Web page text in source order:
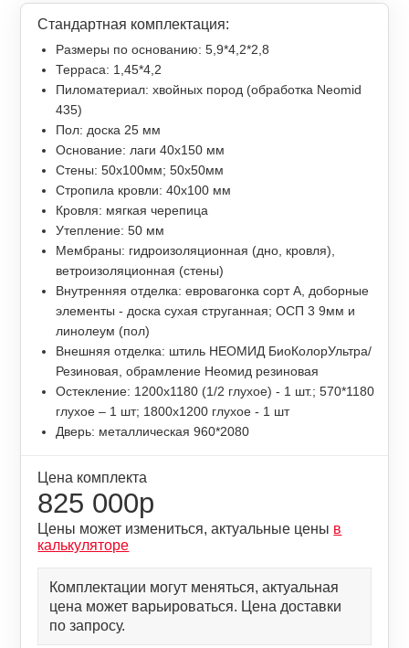
Стандартная комплектация:
Размеры по основанию: 5,9*4,2*2,8
Терраса: 1,45*4,2
Пиломатериал: хвойных пород (обработка Neomid
435)
Пол: доска 25 мм
Основание: лаги 40х150 мм
Стены: 50х100мм; 50х50мм
Стропила кровли: 40х100 мм
Кровля: мягкая черепица
Утепление: 50 мм
Мембраны: гидроизоляционная (дно, кровля),
ветроизоляционная (стены)
Внутренняя отделка: евровагонка сорт А, доборные
элементы - доска сухая струганная; ОСП 3 9мм и
линолеум (пол)
Внешняя отделка: штиль НЕОМИД БиоКолорУльтра/
Резиновая, обрамление Неомид резиновая
Остекление: 1200х1180 (1/2 глухое) - 1 шт.; 570*1180
глухое – 1 шт; 1800х1200 глухое - 1 шт
Дверь: металлическая 960*2080
Цена комплекта
825 000р
Цены может измениться, актуальные цены в
калькуляторе
Комплектации могут меняться, актуальная
цена может варьироваться. Цена доставки
по запросу.